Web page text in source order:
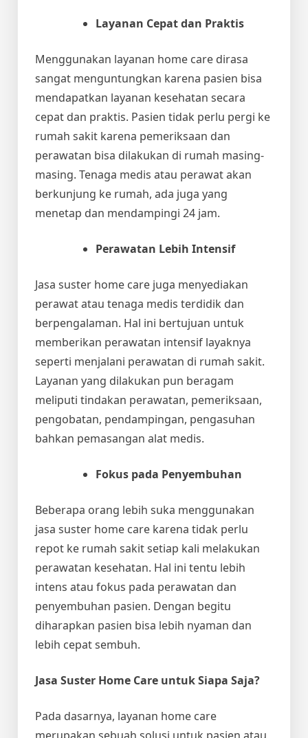
Layanan Cepat dan Praktis
Menggunakan layanan home care dirasa
sangat menguntungkan karena pasien bisa
mendapatkan layanan kesehatan secara
cepat dan praktis. Pasien tidak perlu pergi ke
rumah sakit karena pemeriksaan dan
perawatan bisa dilakukan di rumah masing-
masing. Tenaga medis atau perawat akan
berkunjung ke rumah, ada juga yang
menetap dan mendampingi 24 jam.
Perawatan Lebih Intensif
Jasa suster home care juga menyediakan
perawat atau tenaga medis terdidik dan
berpengalaman. Hal ini bertujuan untuk
memberikan perawatan intensif layaknya
seperti menjalani perawatan di rumah sakit.
Layanan yang dilakukan pun beragam
meliputi tindakan perawatan, pemeriksaan,
pengobatan, pendampingan, pengasuhan
bahkan pemasangan alat medis.
Fokus pada Penyembuhan
Beberapa orang lebih suka menggunakan
jasa suster home care karena tidak perlu
repot ke rumah sakit setiap kali melakukan
perawatan kesehatan. Hal ini tentu lebih
intens atau fokus pada perawatan dan
penyembuhan pasien. Dengan begitu
diharapkan pasien bisa lebih nyaman dan
lebih cepat sembuh.
Jasa Suster Home Care untuk Siapa Saja?
Pada dasarnya, layanan home care